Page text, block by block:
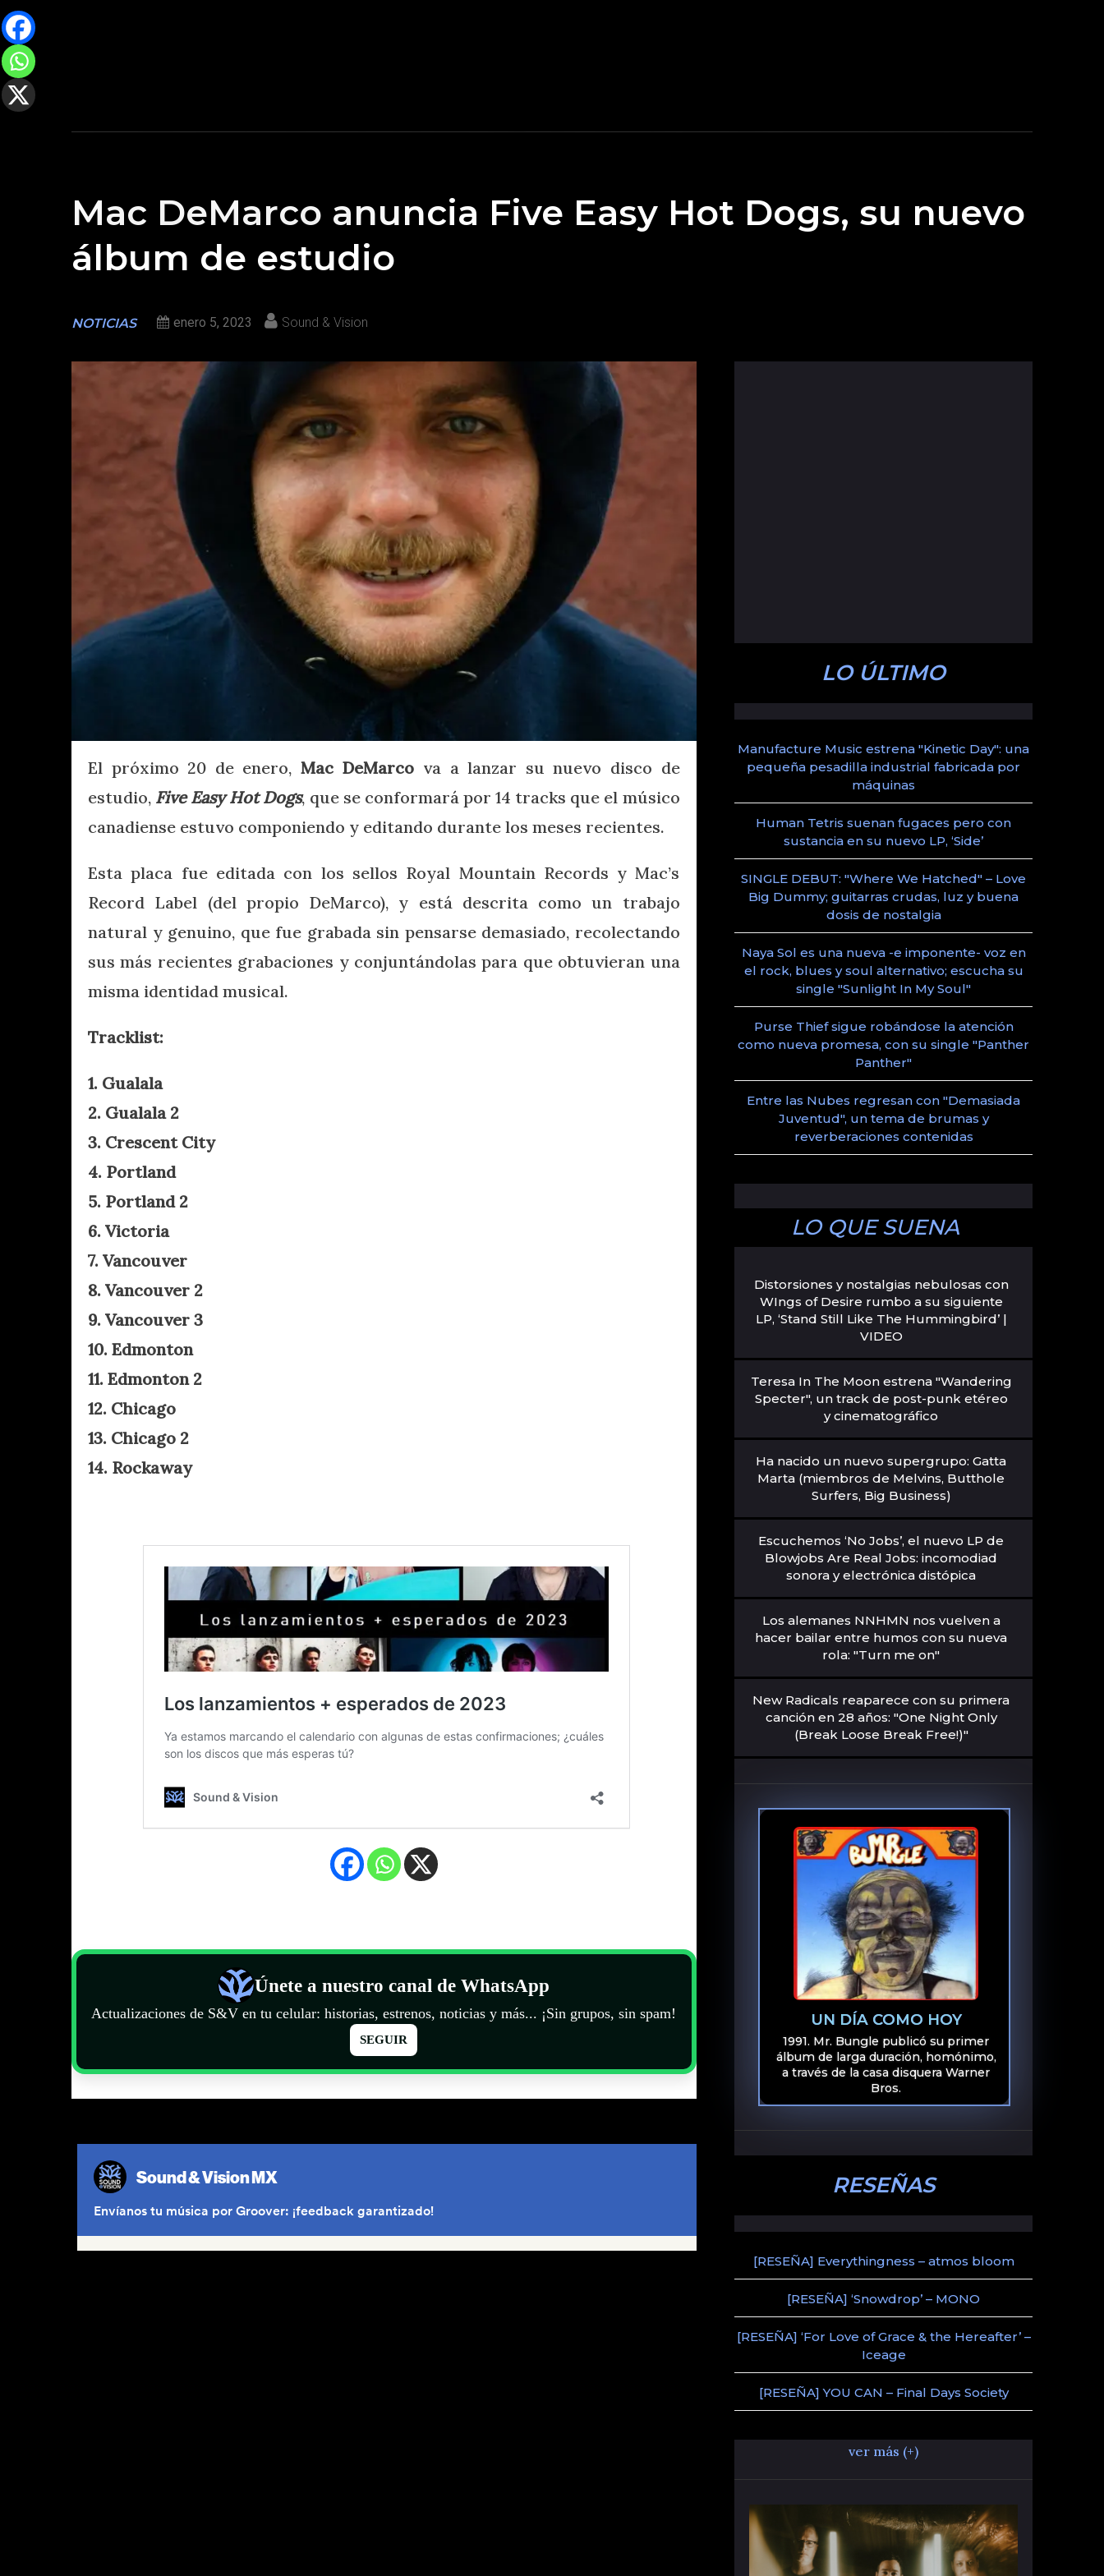
Mac DeMarco anuncia Five Easy Hot Dogs, su nuevo
álbum de estudio
NOTICIAS enero 5, 2023 Sound & Vision
El próximo 20 de enero, Mac DeMarco va a lanzar su nuevo disco de
estudio, Five Easy Hot Dogs, que se conformará por 14 tracks que el músico
canadiense estuvo componiendo y editando durante los meses recientes.
Esta placa fue editada con los sellos Royal Mountain Records y Mac’s
Record Label (del propio DeMarco), y está descrita como un trabajo
natural y genuino, que fue grabada sin pensarse demasiado, recolectando
sus más recientes grabaciones y conjuntándolas para que obtuvieran una
misma identidad musical.
Tracklist:
1. Gualala
2. Gualala 2
3. Crescent City
4. Portland
5. Portland 2
6. Victoria
7. Vancouver
8. Vancouver 2
9. Vancouver 3
10. Edmonton
11. Edmonton 2
12. Chicago
13. Chicago 2
14. Rockaway
Únete a nuestro canal de WhatsApp
Actualizaciones de S&V en tu celular: historias, estrenos, noticias y más... ¡Sin grupos, sin spam!
SEGUIR
LO ÚLTIMO
Manufacture Music estrena "Kinetic Day": una
pequeña pesadilla industrial fabricada por
máquinas
Human Tetris suenan fugaces pero con
sustancia en su nuevo LP, ‘Side’
SINGLE DEBUT: "Where We Hatched" – Love
Big Dummy; guitarras crudas, luz y buena
dosis de nostalgia
Naya Sol es una nueva -e imponente- voz en
el rock, blues y soul alternativo; escucha su
single "Sunlight In My Soul"
Purse Thief sigue robándose la atención
como nueva promesa, con su single "Panther
Panther"
Entre las Nubes regresan con "Demasiada
Juventud", un tema de brumas y
reverberaciones contenidas
LO QUE SUENA
Distorsiones y nostalgias nebulosas con
WIngs of Desire rumbo a su siguiente
LP, ‘Stand Still Like The Hummingbird’ |
VIDEO
Teresa In The Moon estrena "Wandering
Specter", un track de post-punk etéreo
y cinematográfico
Ha nacido un nuevo supergrupo: Gatta
Marta (miembros de Melvins, Butthole
Surfers, Big Business)
Escuchemos ‘No Jobs’, el nuevo LP de
Blowjobs Are Real Jobs: incomodiad
sonora y electrónica distópica
Los alemanes NNHMN nos vuelven a
hacer bailar entre humos con su nueva
rola: "Turn me on"
New Radicals reaparece con su primera
canción en 28 años: "One Night Only
(Break Loose Break Free!)"
UN DÍA COMO HOY
1991. Mr. Bungle publicó su primer
álbum de larga duración, homónimo,
a través de la casa disquera Warner
Bros.
RESEÑAS
[RESEÑA] Everythingness – atmos bloom
[RESEÑA] ‘Snowdrop’ – MONO
[RESEÑA] ‘For Love of Grace & the Hereafter’ –
Iceage
[RESEÑA] YOU CAN – Final Days Society
ver más (+)